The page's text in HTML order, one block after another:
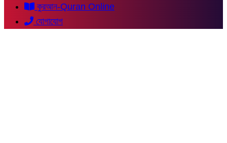
কুরআন-Quran Online
যোগাযোগ